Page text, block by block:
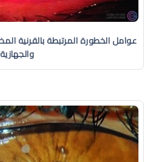
عوامل الخطورة المرتبطة بالقرنية
والجهازية